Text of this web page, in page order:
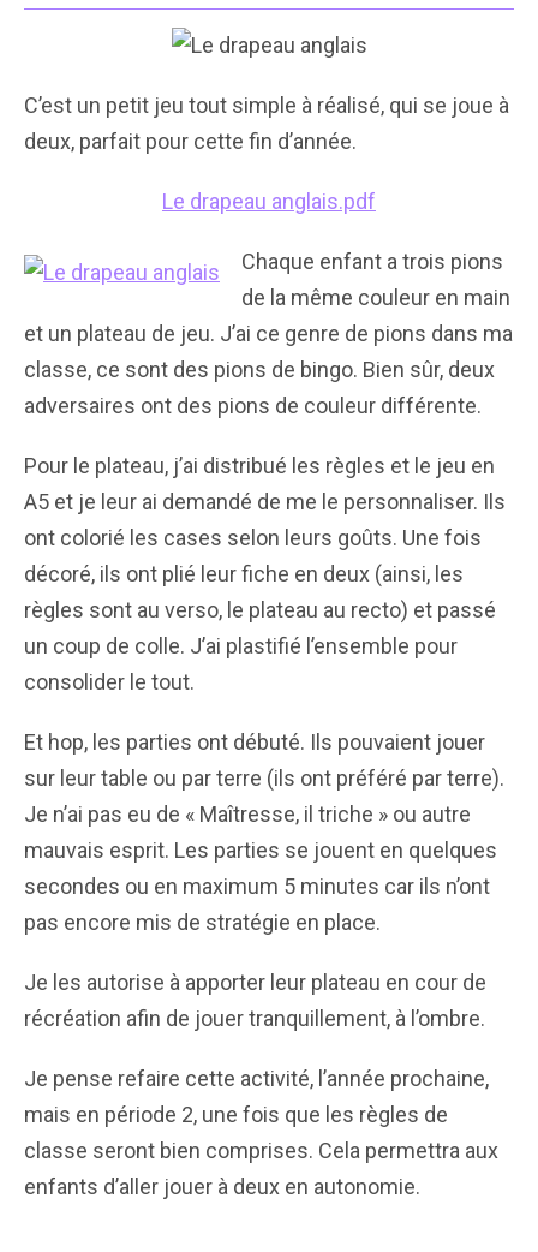
C’est un petit jeu tout simple à réalisé, qui se joue à
deux, parfait pour cette fin d’année.
Le drapeau anglais.pdf
Chaque enfant a trois pions
de la même couleur en main
et un plateau de jeu. J’ai ce genre de pions dans ma
classe, ce sont des pions de bingo. Bien sûr, deux
adversaires ont des pions de couleur différente.
Pour le plateau, j’ai distribué les règles et le jeu en
A5 et je leur ai demandé de me le personnaliser. Ils
ont colorié les cases selon leurs goûts. Une fois
décoré, ils ont plié leur fiche en deux (ainsi, les
règles sont au verso, le plateau au recto) et passé
un coup de colle. J’ai plastifié l’ensemble pour
consolider le tout.
Et hop, les parties ont débuté. Ils pouvaient jouer
sur leur table ou par terre (ils ont préféré par terre).
Je n’ai pas eu de « Maîtresse, il triche » ou autre
mauvais esprit. Les parties se jouent en quelques
secondes ou en maximum 5 minutes car ils n’ont
pas encore mis de stratégie en place.
Je les autorise à apporter leur plateau en cour de
récréation afin de jouer tranquillement, à l’ombre.
Je pense refaire cette activité, l’année prochaine,
mais en période 2, une fois que les règles de
classe seront bien comprises. Cela permettra aux
enfants d’aller jouer à deux en autonomie.